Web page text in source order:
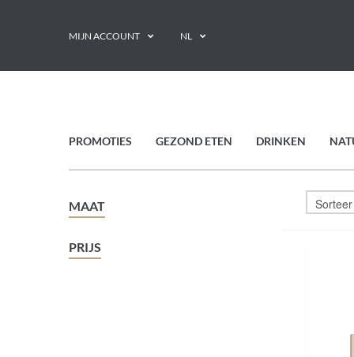
MIJN ACCOUNT NL
PROMOTIES GEZOND ETEN DRINKEN
MAAT
PRIJS